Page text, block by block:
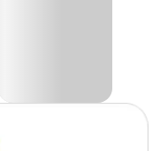
Compre pelo site,